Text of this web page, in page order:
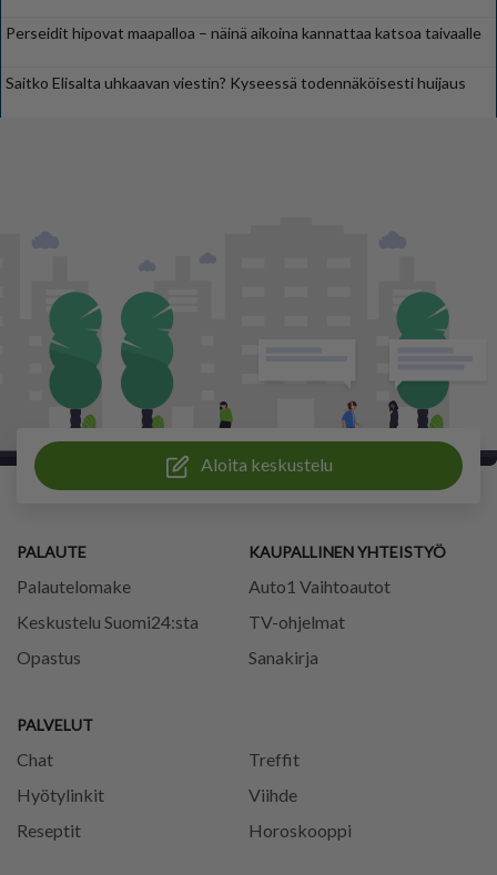
Perseidit hipovat maapalloa – näinä aikoina kannattaa katsoa taivaalle
Saitko Elisalta uhkaavan viestin? Kyseessä todennäköisesti huijaus
Aloita keskustelu
PALAUTE
Palautelomake
Keskustelu Suomi24:sta
Opastus
PALVELUT
Chat
Treffit
Hyötylinkit
Viihde
Reseptit
Horoskooppi
KAUPALLINEN YHTEISTYÖ
Auto1 Vaihtoautot
TV-ohjelmat
Sanakirja